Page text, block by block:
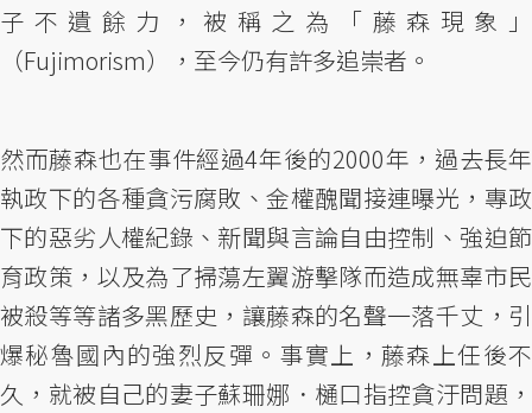
子不遺餘力，被稱之為「藤森現象」
（Fujimorism），至今仍有許多追崇者。
然而藤森也在事件經過4年後的2000年，過去長年
執政下的各種貪污腐敗、金權醜聞接連曝光，專政
下的惡劣人權紀錄、新聞與言論自由控制、強迫節
育政策，以及為了掃蕩左翼游擊隊而造成無辜市民
被殺等等諸多黑歷史，讓藤森的名聲一落千丈，引
爆秘魯國內的強烈反彈。事實上，藤森上任後不
久，就被自己的妻子蘇珊娜．樋口指控貪汙問題，